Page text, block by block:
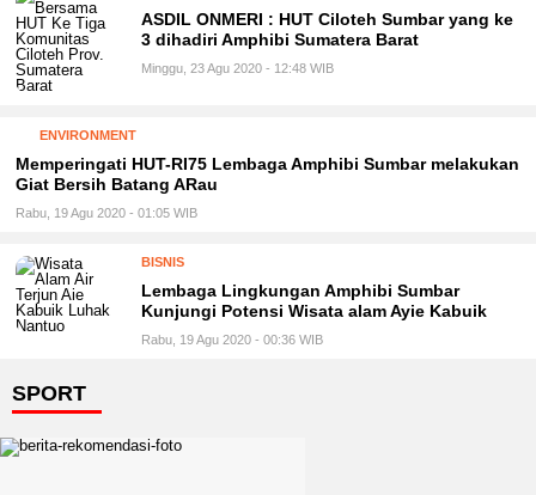
ASDIL ONMERI : HUT Ciloteh Sumbar yang ke
3 dihadiri Amphibi Sumatera Barat
Minggu, 23 Agu 2020 - 12:48 WIB
ENVIRONMENT
Memperingati HUT-RI75 Lembaga Amphibi Sumbar melakukan
Giat Bersih Batang ARau
Rabu, 19 Agu 2020 - 01:05 WIB
BISNIS
Lembaga Lingkungan Amphibi Sumbar
Kunjungi Potensi Wisata alam Ayie Kabuik
Rabu, 19 Agu 2020 - 00:36 WIB
SPORT